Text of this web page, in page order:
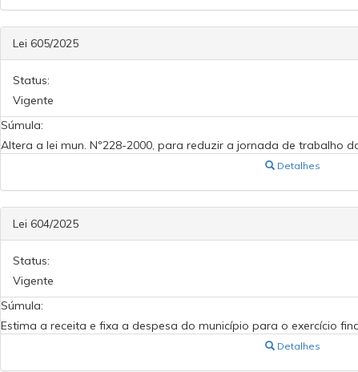
Lei 605/2025
Status:
Vigente
Súmula:
Altera a lei mun. Nº228-2000, para reduzir a jornada de trabalho
Detalhes
Lei 604/2025
Status:
Vigente
Súmula:
Estima a receita e fixa a despesa do município para o exercício
Detalhes